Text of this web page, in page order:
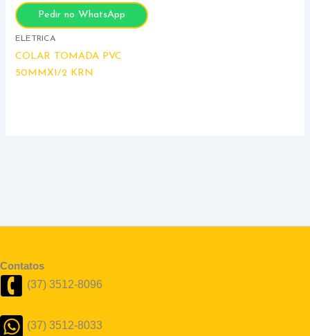
Pedir no WhatsApp
ELETRICA
COLAR TOMADA PVC
50MMX1/2 KRN
Contatos
(37) 3512-8096
(37) 3512-8033